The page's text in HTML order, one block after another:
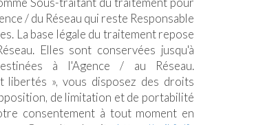
/ du Réseau qui reste Responsable
La base légale du traitement repose
Elles sont conservées jusqu'à
à l'Agence / au Réseau.
», vous disposez des droits
de limitation et de portabilité
consentement à tout moment en